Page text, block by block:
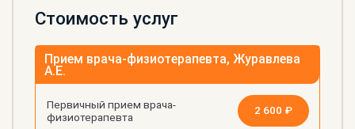
Стоимость услуг
Прием врача-физиотерапевта, Журавлева
А.Е.
Первичный прием врача-
физиотерапевта
2 600 ₽